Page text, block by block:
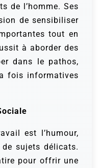
de l’homme. Ses
de sensibiliser
tout en
à aborder des
dans le pathos,
fois informatives
est l’humour,
sujets délicats.
pour offrir une